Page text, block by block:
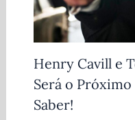
Henry Cavill e
Será o Próximo
Saber!